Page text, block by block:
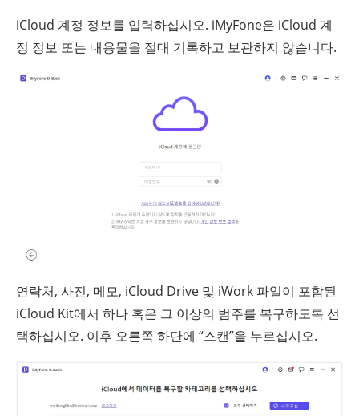
iCloud 계정 정보를 입력하십시오. iMyFone은 iCloud 계
정 정보 또는 내용물을 절대 기록하고 보관하지 않습니다.
연락처, 사진, 메모, iCloud Drive 및 iWork 파일이 포함된
iCloud Kit에서 하나 혹은 그 이상의 범주를 복구하도록 선
택하십시오. 이후 오른쪽 하단에 “스캔”을 누르십시오.